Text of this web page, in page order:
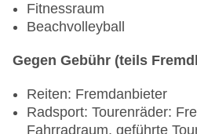
Fitnessraum
Beachvolleyball
Gegen Gebühr (teils
Reiten: Fremdanbieter
Radsport: Tourenräder:
Fahrradraum, geführte